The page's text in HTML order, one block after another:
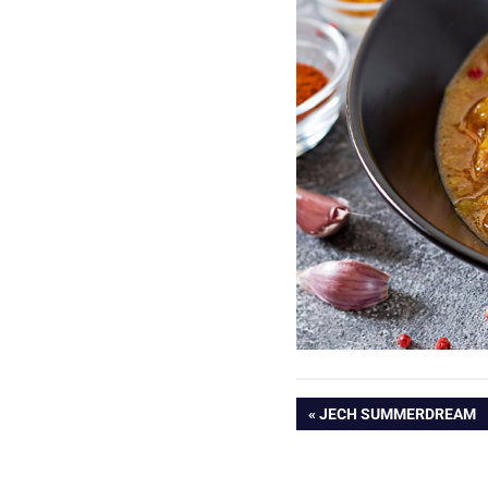
VORHERIGER
JECH SUMMERDREAM